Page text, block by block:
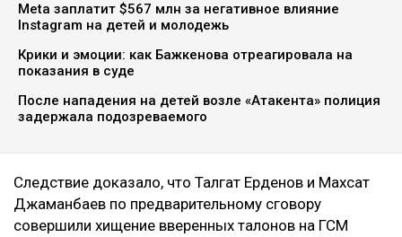
Meta заплатит $567 млн за негативное влияние
Instagram на детей и молодежь
Крики и эмоции: как Бажкенова отреагировала на
показания в суде
После нападения на детей возле «Атакента» полиция
задержала подозреваемого
Следствие доказало, что Талгат Ерденов и Махсат
Джаманбаев по предварительному сговору
совершили хищение вверенных талонов на ГСМ